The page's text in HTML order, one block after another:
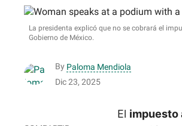
La presidenta explicó que no se cobrará el
Gobierno de México.
By Paloma Mendiola
Dic 23, 2025
El impuesto